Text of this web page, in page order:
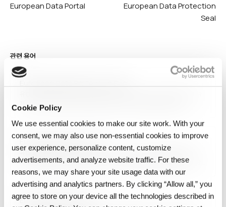
Cookie Policy
We use essential cookies to make our site work. With your
consent, we may also use non‑essential cookies to improve
user experience, personalize content, customize
advertisements, and analyze website traffic. For these
reasons, we may share your site usage data with our
advertising and analytics partners. By clicking “Allow all,” you
agree to store on your device all the technologies described in
European Data Portal
European Data Protection
Seal
관련 용어
제42조에 따라 데이터 처리 활동이 유럽 데이터 보호법을 준수함을
증명하는 공식 인증 스킴입니다. 유럽 데이터 보호 이사회(EDPB)가
승인하며, 컨트롤러·프로세서가 자발적으로 취득해 규정 준수를 입증하고
데이터 이전의 안전장치로 활용할 수 있습니다. 2025년 현재…
European Data Format
유럽 데이터 포맷(European Data Format, EDF)은 생체의학·의학
시계열 신호(뇌파EEG, 근전도EMG, 수면다원검사)를 저장·교환하기 위한
표준 파일 포맷입니다. 1992년 표준화되어 의료 연구·임상에서 광범위하게
사용되며, EDF+와 같은 확장 포맷이 추가 기능을 제공합니다. 장비·
소프트웨어 간 상호운용성 확보와 연구 데이터 공유의 기반입니다.
European Data Portal